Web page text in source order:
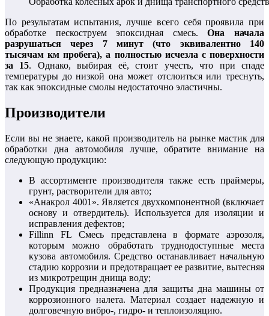
По результатам испытания, лучше всего себя проявила при
обработке пескоструем эпоксидная смесь.Она начала
разрушаться через 7 минут (что эквивалентно 140
тысячам км пробега), а полностью исчезла с поверхности
за 15. Однако, выбирая её, стоит учесть, что при спаде
температуры до низкой она может отслоиться или треснуть,
так как эпоксидные смолы недостаточно эластичны.
Производители
Если вы не знаете, какой производитель на рынке мастик для
обработки дна автомобиля лучше, обратите внимание на
следующую продукцию:
В ассортименте производителя также есть праймеры,
грунт, растворители для авто;
«Анакрол 4001». Является двухкомпонентной (включает
основу и отвердитель). Используется для изоляции и
исправления дефектов;
Fillinn FL Смесь представлена в формате аэрозоля,
которым можно обработать труднодоступные места
кузова автомобиля. Средство останавливает начальную
стадию коррозии и предотвращает ее развитие, вытесняя
из микротрещин днища воду;
Продукция предназначена для защиты дна машины от
коррозионного налета. Материал создает надежную и
долговечную вибро-, гидро- и теплоизоляцию.